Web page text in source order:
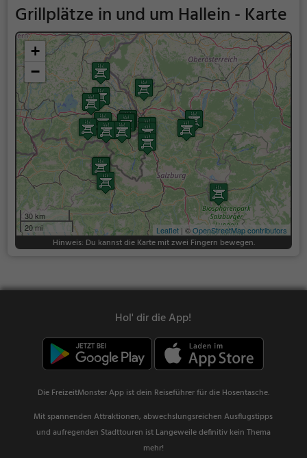
Grillplätze in und um Hallein - Karte
+
−
30 km
20 mi
Leaflet | ©OpenStreetMap contributors
Hinweis: Du kannst die Karte mit zwei Fingern bewegen.
Hol' dir die App!
Die FreizeitMonster App ist dein Reiseführer für die Hosentasche.
Mit spannenden Attraktionen, abwechslungsreichen Ausflugstipps
und aufregenden Stadttouren ist Langeweile definitiv kein Thema
mehr!